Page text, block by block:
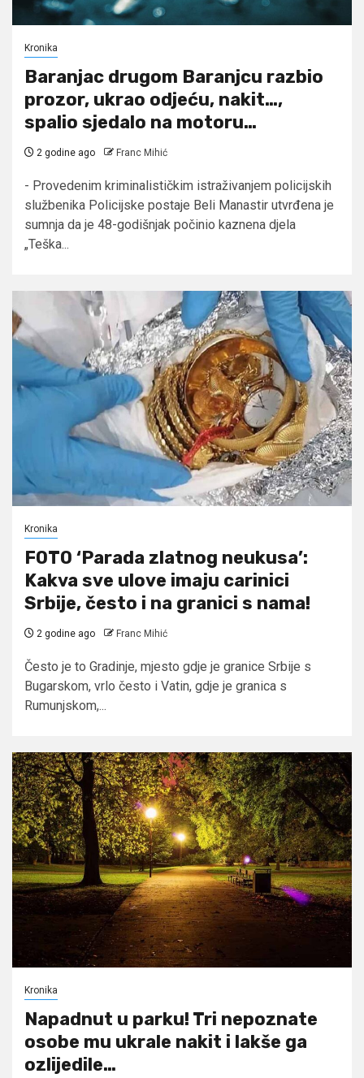
Kronika
Baranjac drugom Baranjcu razbio
prozor, ukrao odjeću, nakit…,
spalio sjedalo na motoru…
2 godine ago Franc Mihić
- Provedenim kriminalističkim istraživanjem policijskih
službenika Policijske postaje Beli Manastir utvrđena je
sumnja da je 48-godišnjak počinio kaznena djela
„Teška...
Kronika
FOTO ‘Parada zlatnog neukusa’:
Kakva sve ulove imaju carinici
Srbije, često i na granici s nama!
2 godine ago Franc Mihić
Često je to Gradinje, mjesto gdje je granice Srbije s
Bugarskom, vrlo često i Vatin, gdje je granica s
Rumunjskom,...
Kronika
Napadnut u parku! Tri nepoznate
osobe mu ukrale nakit i lakše ga
ozlijedile…